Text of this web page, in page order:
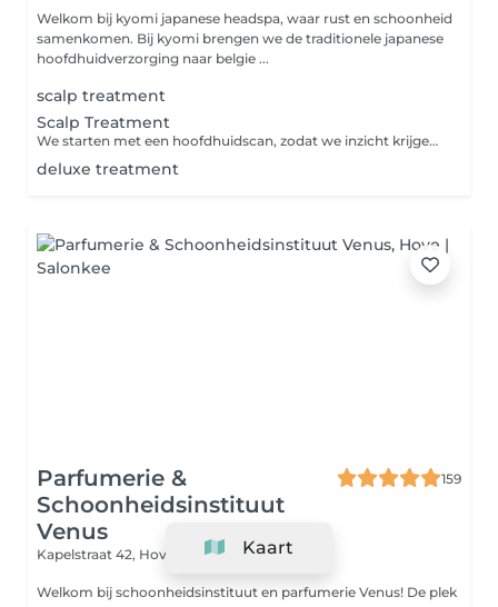
Welkom bij kyomi japanese headspa, waar rust en schoonheid
samenkomen. Bij kyomi brengen we de traditionele japanese
hoofdhuidverzorging naar belgie ...
scalp treatment
Scalp Treatment
We starten met een hoofdhuidscan, zodat we inzicht krijgen in de conditie van jouw hoofdhuid. Denk aan vetgehalte, droogte, schilfers of verstoppingen. dubbele reiniging van de hoofdhuid diepwerkende exfoliatie om de dode huidcellen en productresten te verwijderen hydraterende of balancerende tonic, afgestemd op jou hoofdhuidtype gebruik van hoogwaardige haarverzorging stoombehandeling voor optimale opname van werkstof kalmerende massage &stimulatie van de bloedcirculatie Doel: een gezonde, frisse hoofdhuid die haargroei stimuleert en je een ontspannen gevoel geeft. (Dames met kort haar kan de behandeling iets korter zijn dan 60min. )
deluxe treatment
Parfumerie &
Schoonheidsinstituut
Venus
159
Kapelstraat 42, Hove 2540
Welkom bij schoonheidsinstituut en parfumerie Venus! De plek
Kaart